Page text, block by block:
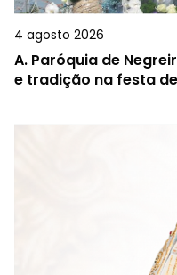
4 agosto 2026
A. Paróquia de
e tradição na festa